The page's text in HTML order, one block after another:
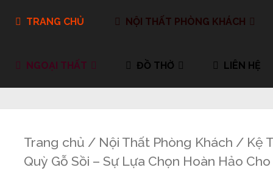
TRANG CHỦ NỘI THẤT PHÒNG KHÁCH
NGOẠI THẤT ĐỒ THỜ LIÊN HỆ
Trang chủ / Nội Thất Phòng Khách / Kệ
Quỳ Gỗ Sồi – Sự Lựa Chọn Hoàn Hảo